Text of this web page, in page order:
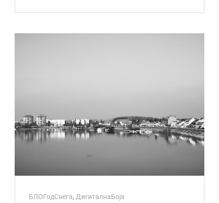
Cat
БЛОГодСнега, ДигиталнаБоја